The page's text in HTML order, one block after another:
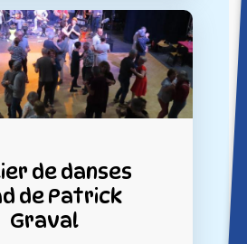
de danses
de Patrick
Graval